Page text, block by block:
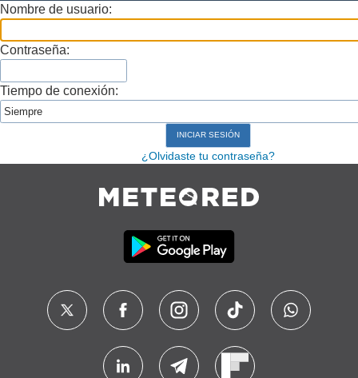
Nombre de usuario:
Contraseña:
Tiempo de conexión:
¿Olvidaste tu contraseña?